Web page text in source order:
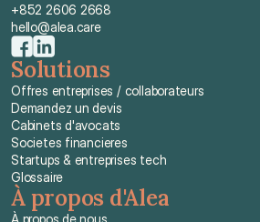
+852 2606 2668
hello@alea.care
Solutions
Offres entreprises / collaborateurs
Demandez un devis
Cabinets d'avocats
Societes financieres
Startups & entreprises tech
Glossaire
À propos d'Alea
À propos de nous